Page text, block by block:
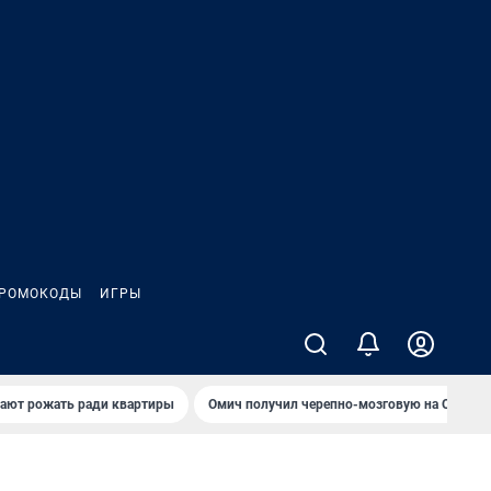
ИГРЫ
рожать ради квартиры Омич получил черепно-мозговую на ОНПЗ